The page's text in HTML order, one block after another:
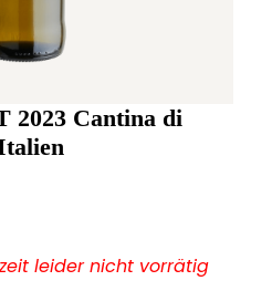
2023 Cantina di
leider nicht vorrätig